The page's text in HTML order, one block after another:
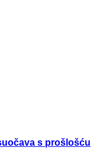
s prošlošću